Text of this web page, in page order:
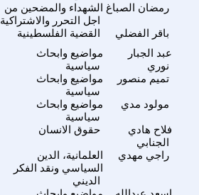
الشهداء والمضحين من
اجل التحرر والاشتراكية
رمضان الصباغ
القضية الفلسطينية باقر الفضلي
مواضيع وابحاث
سياسية
عبد الجبار
نوري
مواضيع وابحاث
سياسية
تميم منصور
مواضيع وابحاث
سياسية
مولود مدي
حقوق الانسان
فلاح هادي
الجنابي
العلمانية، الدين
السياسي ونقد الفكر
الديني
راجي مهدي